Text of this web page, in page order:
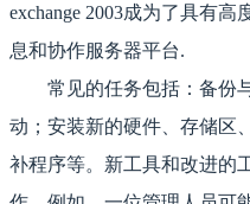
exchange 2003成为了具有
息和协作服务器平台.
常见的任务包括：备份与
动；安装新的硬件、存储区
补程序等。新工具和改进的